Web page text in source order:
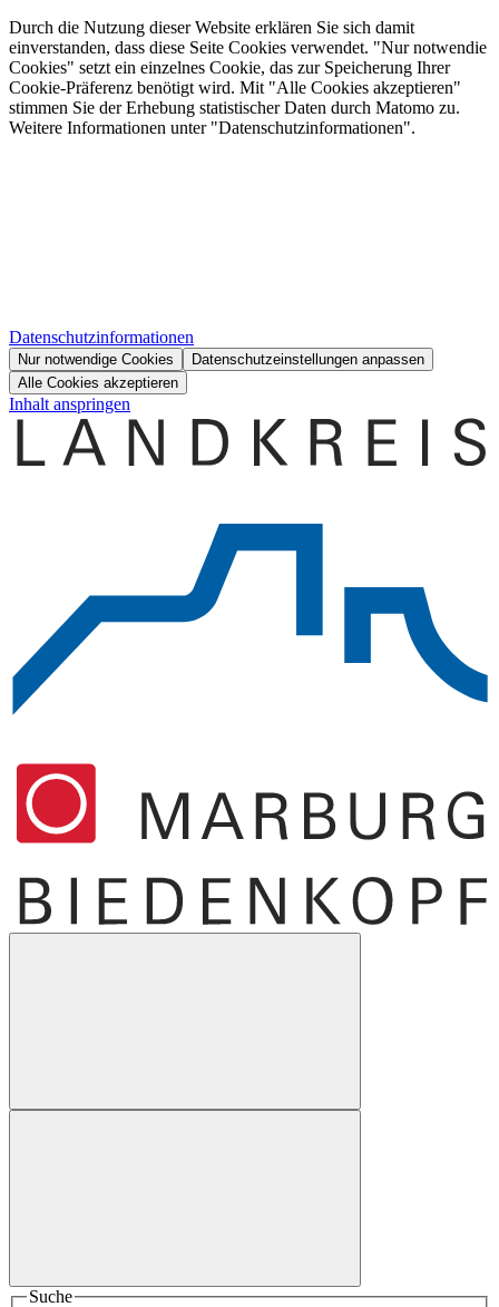
Durch die Nutzung dieser Website erklären Sie sich damit
einverstanden, dass diese Seite Cookies verwendet. "Nur notwendie
Cookies" setzt ein einzelnes Cookie, das zur Speicherung Ihrer
Cookie-Präferenz benötigt wird. Mit "Alle Cookies akzeptieren"
stimmen Sie der Erhebung statistischer Daten durch Matomo zu.
Weitere Informationen unter "Datenschutzinformationen".
Datenschutzinformationen
Nur notwendige Cookies
Datenschutzeinstellungen anpassen
Alle Cookies akzeptieren
Inhalt anspringen
Suche